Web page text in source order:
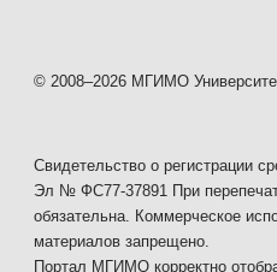
интеграционных
БРИКС, ЕС)
Федерального
Федерации)
© 2008–2026 МГИМО
Свидетельство о регистрации
Эл № ФС77-37891 При
обязательна. Коммерческое
материалов запрещено.
Портал МГИМО корректно